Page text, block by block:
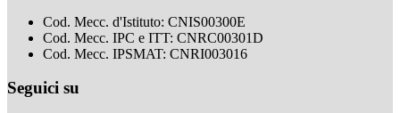
Cod. Mecc. d'Istituto: CNIS00300E
Cod. Mecc. IPC e ITT: CNRC00301D
Cod. Mecc. IPSMAT: CNRI003016
Seguici su